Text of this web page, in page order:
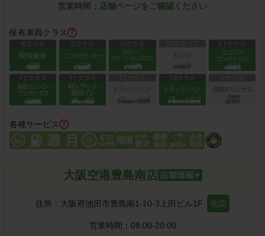
営業時間： 店舗ページをご確認ください
保有車両クラス
各種サービス
大阪空港豊島南店
住所： 大阪府池田市豊島南1-10-3上田ビル1F 地図
営業時間： 08:00-20:00